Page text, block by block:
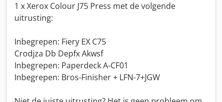
1 x Xerox Colour J75 Press met de volgende
uitrusting:
Inbegrepen: Fiery EX C75
Crodjza Db Depfx Akwsf
Inbegrepen: Paperdeck A-CF01
Inbegrepen: Bros-Finisher + LFN-7+JGW